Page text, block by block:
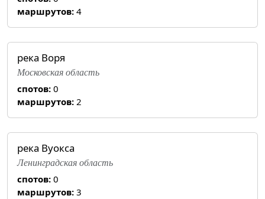
маршрутов: 4
река Воря
Московская область
спотов: 0
маршрутов: 2
река Вуокса
Ленинградская область
спотов: 0
маршрутов: 3